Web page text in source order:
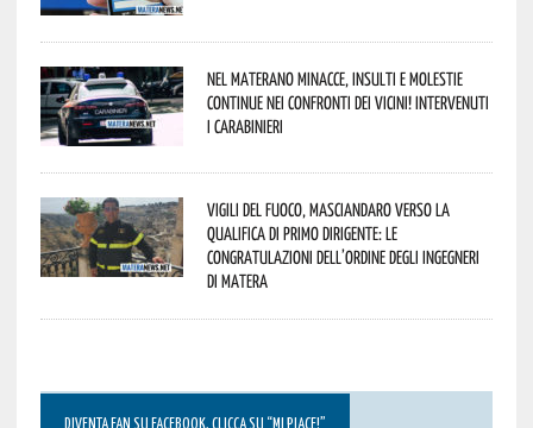
Nel materano minacce, insulti e molestie
continue nei confronti dei vicini! Intervenuti
i Carabinieri
Vigili del Fuoco, Masciandaro verso la
qualifica di Primo Dirigente: le
congratulazioni dell’Ordine degli Ingegneri
di Matera
DIVENTA FAN SU FACEBOOK, CLICCA SU “MI PIACE!”